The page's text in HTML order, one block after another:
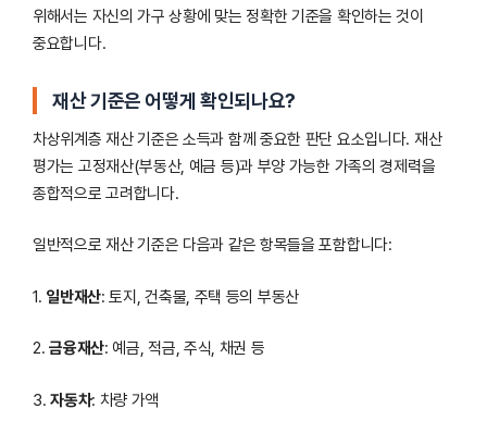
위해서는 자신의 가구 상황에 맞는 정확한 기준을 확인하는 것이
중요합니다.
재산 기준은 어떻게 확인되나요?
차상위계층 재산 기준은 소득과 함께 중요한 판단 요소입니다. 재산
평가는 고정재산(부동산, 예금 등)과 부양 가능한 가족의 경제력을
종합적으로 고려합니다.
일반적으로 재산 기준은 다음과 같은 항목들을 포함합니다:
1. 일반재산: 토지, 건축물, 주택 등의 부동산
2.금융재산: 예금, 적금, 주식, 채권 등
3.자동차: 차량 가액